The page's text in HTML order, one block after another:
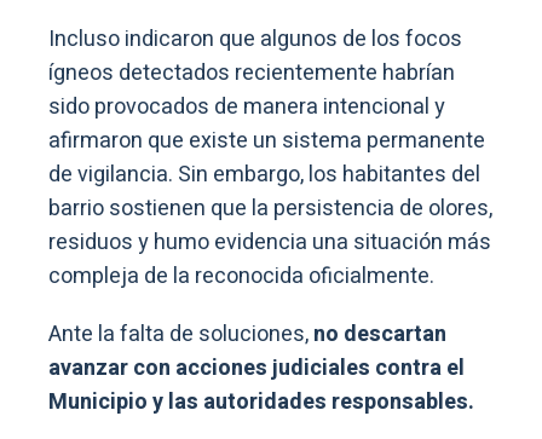
Incluso indicaron que algunos de los focos
ígneos detectados recientemente habrían
sido provocados de manera intencional y
afirmaron que existe un sistema permanente
de vigilancia. Sin embargo, los habitantes del
barrio sostienen que la persistencia de olores,
residuos y humo evidencia una situación más
compleja de la reconocida oficialmente.
Ante la falta de soluciones,no descartan
avanzar con acciones judiciales contra el
Municipio y las autoridades responsables.